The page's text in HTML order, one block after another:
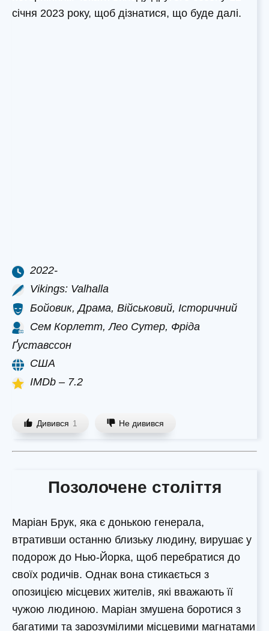
січня 2023 року, щоб дізнатися, що буде далі.
2022-
Vikings: Valhalla
Бойовик, Драма, Військовий, Історичний
Сем Корлетт, Лео Сутер, Фріда
Ґуставссон
США
IMDb – 7.2
Дивився 1 Не дивився
Позолочене століття
Маріан Брук, яка є донькою генерала,
втративши останню близьку людину, вирушає у
подорож до Нью-Йорка, щоб перебратися до
своїх родичів. Однак вона стикається з
опозицією місцевих жителів, які вважають її
чужою людиною. Маріан змушена боротися з
багатими та зарозумілими місцевими магнатами